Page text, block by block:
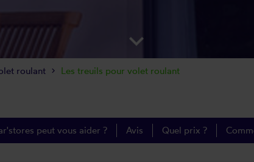
keyboard_arrow_down
peut vous aider ? Avis Quel prix ?
roulant Les treuils pour volet roulant